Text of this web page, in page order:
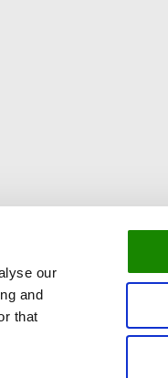
our
and
that